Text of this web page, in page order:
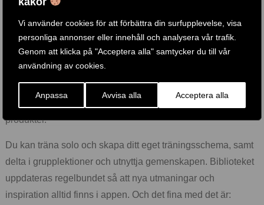
Vi använder cookies för att förbättra din surfupplevelse, visa
personliga annonser eller innehåll och analysera vår trafik.
Genom att klicka på "Acceptera alla" samtycker du till vår
användning av cookies.
Anpassa Avvisa alla Acceptera alla
Gratis Tunturi Training-app ingår
Letar du efter hjälp, inspiration eller motivation för din
träning? I Tunturi Training hittar du tusentals animerade
fitnessövningar, instruktioner och träningsvideor. Dessa
hjälper dig att få ut det mesta av dig själv och dina Tunturi-
produkter.
Du kan träna solo och skapa ditt eget träningsschema, samt
delta i grupplektioner och utnyttja gemenskapen. Biblioteket
uppdateras regelbundet så att nya utmaningar och
inspiration alltid finns i appen. Och det fina med det är: